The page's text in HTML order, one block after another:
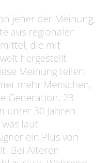
jeher der Meinung,
aus regionaler
die mit
hergestellt
Meinung teilen
mehr Menschen,
Generation. 23
unter 30 Jahren
laut
ein Plus von
Bei Älteren